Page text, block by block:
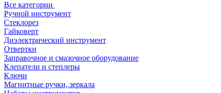
Все категории
Ручной инструмент
Стеклорез
Гайковерт
Диэлектрический инструмент
Отвертки
Заправочное и смазочное оборудование
Клепатели и степлеры
Ключи
Магнитные ручки, зеркала